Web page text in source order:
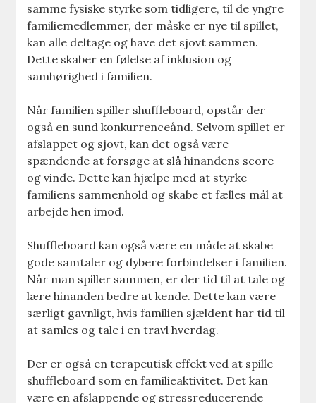
samme fysiske styrke som tidligere, til de yngre
familiemedlemmer, der måske er nye til spillet,
kan alle deltage og have det sjovt sammen.
Dette skaber en følelse af inklusion og
samhørighed i familien.
Når familien spiller shuffleboard, opstår der
også en sund konkurrenceånd. Selvom spillet er
afslappet og sjovt, kan det også være
spændende at forsøge at slå hinandens score
og vinde. Dette kan hjælpe med at styrke
familiens sammenhold og skabe et fælles mål at
arbejde hen imod.
Shuffleboard kan også være en måde at skabe
gode samtaler og dybere forbindelser i familien.
Når man spiller sammen, er der tid til at tale og
lære hinanden bedre at kende. Dette kan være
særligt gavnligt, hvis familien sjældent har tid til
at samles og tale i en travl hverdag.
Der er også en terapeutisk effekt ved at spille
shuffleboard som en familieaktivitet. Det kan
være en afslappende og stressreducerende